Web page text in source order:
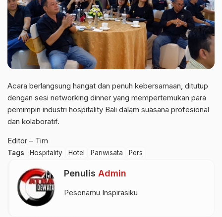
Acara berlangsung hangat dan penuh kebersamaan, ditutup
dengan sesi networking dinner yang mempertemukan para
pemimpin industri hospitality Bali dalam suasana profesional
dan kolaboratif.
Editor – Tim
Tags Hospitality Hotel Pariwisata Pers
Penulis Admin
Pesonamu Inspirasiku